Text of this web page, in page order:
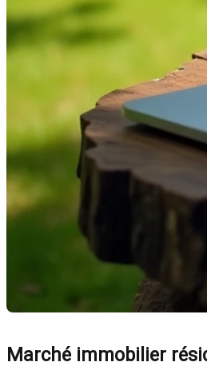
Marché immobilier